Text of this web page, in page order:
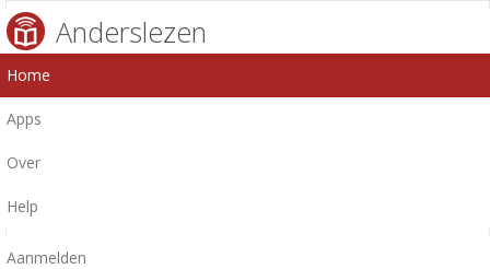
Anderslezen
Home
Apps
Over
Help
Aanmelden